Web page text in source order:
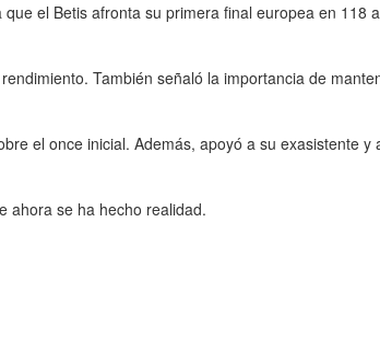
el Betis afronta su primera final europea en 118
También señaló la importancia de
el once inicial. Además, apoyó a su exasistente
ahora se ha hecho realidad.